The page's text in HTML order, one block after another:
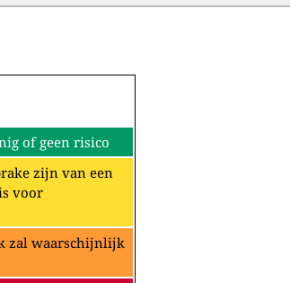
of geen risico
zijn van een
voor
zal waarschijnlijk